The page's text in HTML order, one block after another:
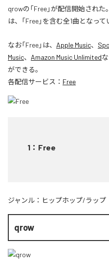
qrowの「Free」が配信開始され
は、「Free」を含む全1曲となって
なお「Free」は、 Apple Music、
Music、 Amazon Music Unlimited
ができる。
各配信サービス： Free
1 ： Free
ジャンル： ヒップホップ/ラップ
qrow